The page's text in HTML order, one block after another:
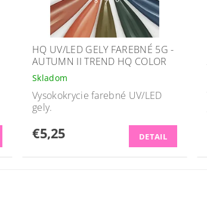
HQ UV/LED GELY FAREBNÉ 5G -
AUTUMN II TREND HQ COLOR
Skladom
Vysokokrycie farebné UV/LED
gely.
€5,25 DETAIL